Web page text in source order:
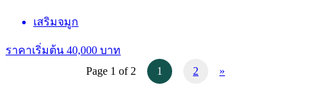
เสริมจมูก
ราคาเริ่มต้น 40,000 บาท
Page 1 of 2
1 2 »